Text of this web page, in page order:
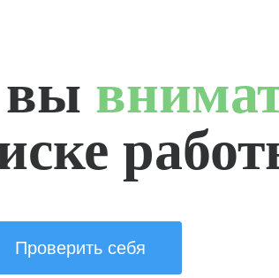
вы
Проверить себя